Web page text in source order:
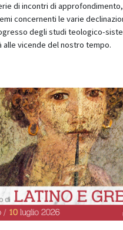
di incontri di
concernenti le varie
degli studi teologico-
alle vicende del nostro tempo.